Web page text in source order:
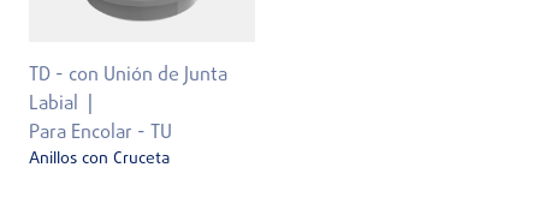
TD - con Unión de Junta
Labial
Para Encolar - TU
Anillos con Cruceta